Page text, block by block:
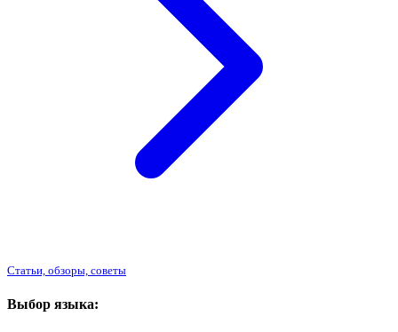
Статьи, обзоры, советы
Выбор языка: